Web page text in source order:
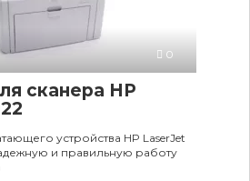
0
сканера HP
устройства HP LaserJet
и правильную работу